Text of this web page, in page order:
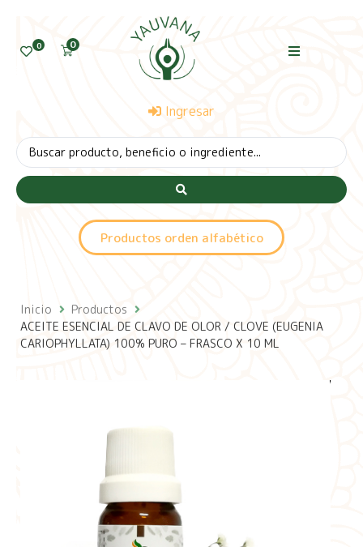
0 0
Ingresar
Productos orden alfabético
Inicio
Productos
ACEITE ESENCIAL DE CLAVO DE OLOR / CLOVE (EUGENIA
CARIOPHYLLATA) 100% PURO – FRASCO X 10 ML